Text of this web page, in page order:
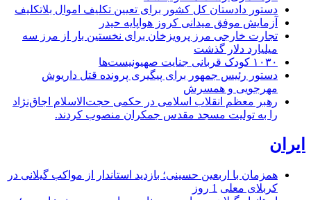
دستور دادستان کل کشور برای تعیین تکلیف اموال بلاتکلیف
آزمایش موفق میدانی کروز هواپایه حیدر
تجارت خارجی مرز پرویزخان برای نخستین بار از مرز سه
میلیارد دلار گذشت
۱۰۳۰ کودک قربانی جنایت صهیونیست‌ها
دستور رئیس جمهور برای پیگیری پرونده قتل داریوش
مهرجویی و همسرش
رهبر معظم انقلاب اسلامی در حکمی حجت‌الاسلام اجاق‌نژاد
را به تولیت مسجد مقدس جمکران منصوب کردند.
ایران
همزمان با اربعین حسینی؛ بازدید استاندار از مواکب گیلانی در
کربلای معلی 1 روز